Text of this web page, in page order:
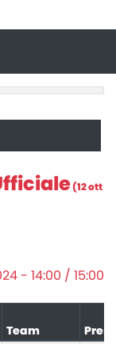
(12 ott
- 14:00 / 15:00
Team